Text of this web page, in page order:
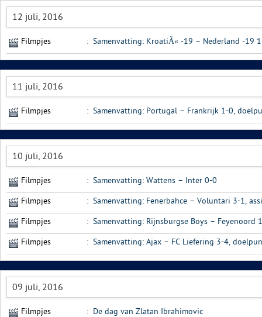
12 juli, 2016
Filmpjes : Samenvatting: KroatiÃ« -19 – Nederland -19
11 juli, 2016
Filmpjes : Samenvatting: Portugal – Frankrijk 1-0,
10 juli, 2016
Filmpjes : Samenvatting: Wattens – Inter 0-0
Filmpjes : Samenvatting: Fenerbahce – Voluntari 3-1,
Filmpjes : Samenvatting: Rijnsburgse Boys – Feyenoord
Filmpjes : Samenvatting: Ajax – FC Liefering 3-4,
09 juli, 2016
Filmpjes : De dag van Zlatan Ibrahimovic